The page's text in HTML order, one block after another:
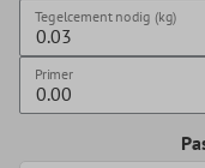
Tegelcement nodig (kg)
Primer